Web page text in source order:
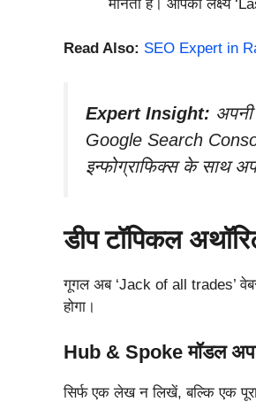
मानता है। आपका लक्ष्य
Read Also: SEO Expert in
Expert Insight:
Google Search
इन्फोग्राफिक्स के साथ
डीप टॉपिकल
गूगल अब ‘Jack of all trades’
होगा।
Hub & Spoke मॉडल
सिर्फ एक लेख न लिखें, बल्कि एक